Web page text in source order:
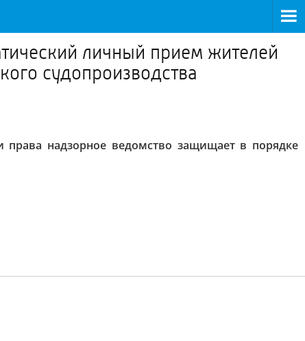
личный прием жителей
судопроизводства
надзорное ведомство защищает в порядке